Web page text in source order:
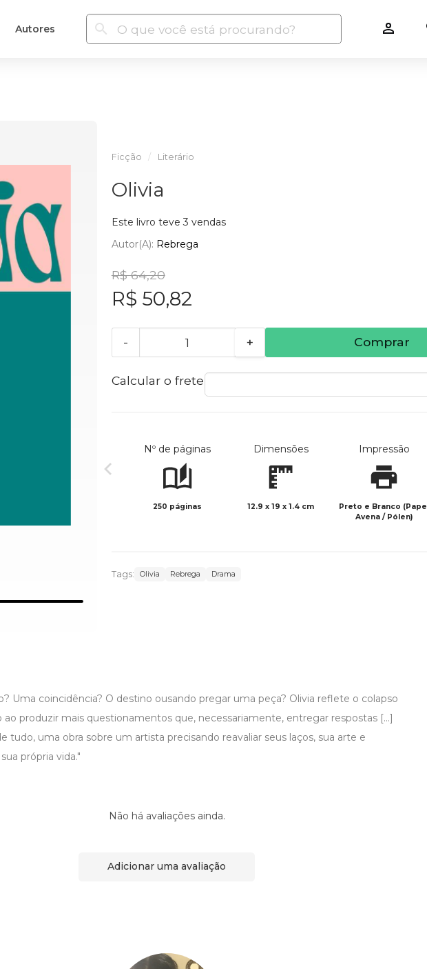
Autores
Ficção Literário
Olivia
Este livro teve 3 vendas
Autor(a): Rebrega
R$ 64,20
R$ 50,82
- + Comprar
Calcular o frete
Nº de páginas
250 páginas
Dimensões
12.9 x 19 x 1.4 cm
Impressão
Preto e Branco (Papel
Avena / Pólen)
Tags: Olivia Rebrega Drama
Uma coincidência? O destino ousando pregar uma peça? Olivia reflete o colapso
produzir mais questionamentos que, necessariamente, entregar respostas [...]
tudo, uma obra sobre um artista precisando reavaliar seus laços, sua arte e
própria vida."
Não há avaliações ainda.
Adicionar uma avaliação